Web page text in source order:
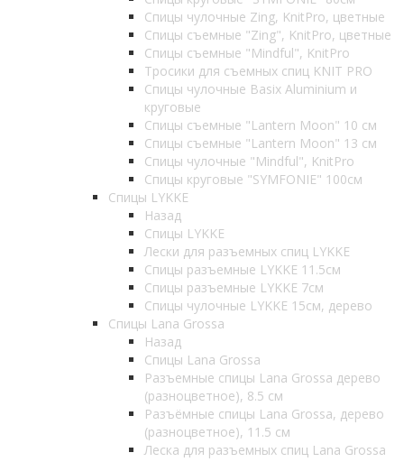
Спицы чулочные Zing, KnitPro, цветные
Спицы съемные "Zing", KnitPro, цветные
Спицы съемные "Mindful", KnitPro
Тросики для съемных спиц KNIT PRO
Спицы чулочные Basix Aluminium и
круговые
Спицы съемные "Lantern Moon" 10 см
Спицы съемные "Lantern Moon" 13 см
Спицы чулочные "Mindful", KnitPro
Спицы круговые "SYMFONIE" 100см
Спицы LYKKE
Назад
Спицы LYKKE
Лески для разъемных спиц LYKKE
Спицы разъемные LYKKE 11.5см
Спицы разъемные LYKKE 7см
Спицы чулочные LYKKE 15см, дерево
Спицы Lana Grossa
Назад
Спицы Lana Grossa
Разъемные спицы Lana Grossa дерево
(разноцветное), 8.5 см
Разъёмные спицы Lana Grossa, дерево
(разноцветное), 11.5 см
Леска для разъемных спиц Lana Grossa